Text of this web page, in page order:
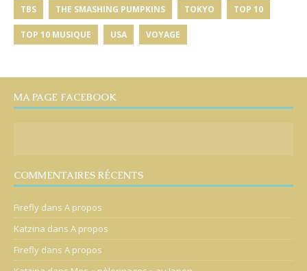
TBS THE SMASHING PUMPKINS TOKYO TOP 10
TOP 10 MUSIQUE USA VOYAGE
MA PAGE FACEBOOK
COMMENTAIRES RÉCENTS
Firefly dans A propos
Katzina dans A propos
Firefly dans A propos